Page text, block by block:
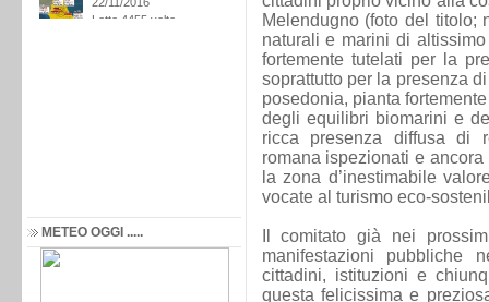
METEO OGGI .....
Melendugno (foto del titolo;
naturali e marini di
fortemente tutelati per la
soprattutto per la presenza
posedonia, pianta
degli equilibri biomarini e
ricca presenza diffusa di
romana ispezionati e
la zona d’inestimabile
vocate al turismo eco-
Il comitato già nei
manifestazioni pubbliche
cittadini, istituzioni e
questa felicissima e